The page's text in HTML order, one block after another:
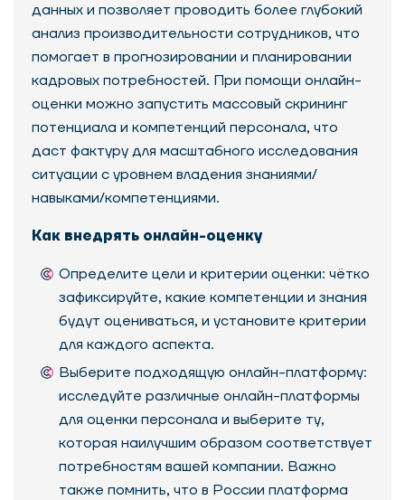
данных и позволяет проводить более глубокий
анализ производительности сотрудников, что
помогает в прогнозировании и планировании
кадровых потребностей. При помощи онлайн-
оценки можно запустить массовый скрининг
потенциала и компетенций персонала, что
даст фактуру для масштабного исследования
ситуации с уровнем владения знаниями/
навыками/компетенциями.
Как внедрять онлайн-оценку
Определите цели и критерии оценки: чётко
зафиксируйте, какие компетенции и знания
будут оцениваться, и установите критерии
для каждого аспекта.
Выберите подходящую онлайн-платформу:
исследуйте различные онлайн-платформы
для оценки персонала и выберите ту,
которая наилучшим образом соответствует
потребностям вашей компании. Важно
также помнить, что в России платформа